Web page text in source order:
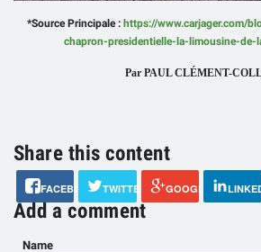
*Source Principale : https://www.carjager.com/
chapron-presidentielle-la-limousine-de-
Par PAUL CLÉMENT-
Share this content
FACEBOOK TWITTER GOOGLE+
Add a comment
Name